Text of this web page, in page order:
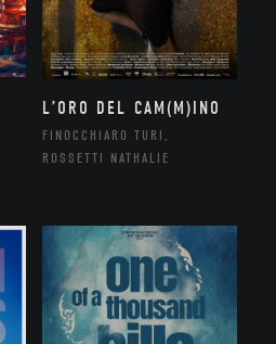
L’ORO DEL CAM(M)INO
FINOCCHIARO TURI,
ROSSETTI NATHALIE